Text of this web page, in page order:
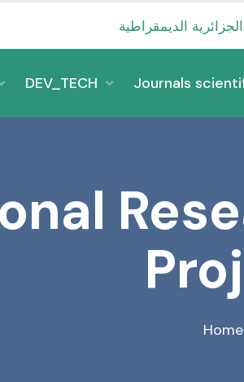
وزارة
DEV_TECH Journals
Home